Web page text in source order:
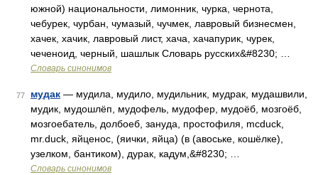
южной) национальности, лимонник, чурка, чернота,
чебурек, чурбан, чумазый, чучмек, лавровый бизнесмен,
хачек, хачик, лавровый лист, хача, хачапурик, чурек,
чеченоид, черный, шашлык Словарь русских&#8230; …
Словарь синонимов
77 мудак — мудила, мудило, мудильник, мудрак, мудашвили,
мудик, мудошлёп, мудофель, мудофер, мудоёб, мозгоёб,
мозгоебатель, долбоеб, зануда, простофиля, mcduck,
mr.duck, яйценос, (яички, яйца) (в (авоське, кошёлке),
узелком, бантиком), дурак, кадум,&#8230; …
Словарь синонимов